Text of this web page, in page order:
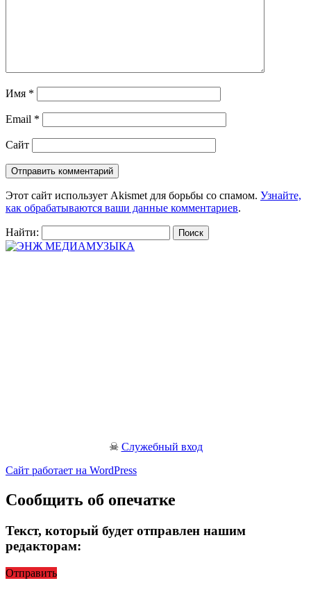
Имя *
Email *
Сайт
Этот сайт использует Akismet для борьбы со спамом. Узнайте,
как обрабатываются ваши данные комментариев.
Найти:
☠ Служебный вход
Сайт работает на WordPress
Сообщить об опечатке
Текст, который будет отправлен нашим
редакторам:
Отправить